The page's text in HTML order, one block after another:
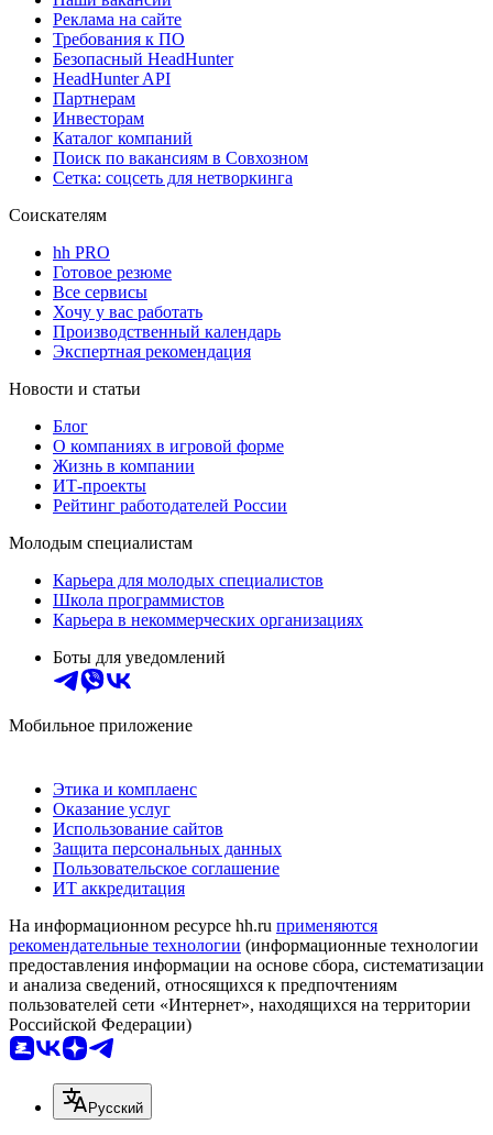
Реклама на сайте
Требования к ПО
Безопасный HeadHunter
HeadHunter API
Партнерам
Инвесторам
Каталог компаний
Поиск по вакансиям в Совхозном
Сетка: соцсеть для нетворкинга
Соискателям
hh PRO
Готовое резюме
Все сервисы
Хочу у вас работать
Производственный календарь
Экспертная рекомендация
Новости и статьи
Блог
О компаниях в игровой форме
Жизнь в компании
ИТ-проекты
Рейтинг работодателей России
Молодым специалистам
Карьера для молодых специалистов
Школа программистов
Карьера в некоммерческих организациях
Боты для уведомлений
Мобильное приложение
Этика и комплаенс
Оказание услуг
Использование сайтов
Защита персональных данных
Пользовательское соглашение
ИТ аккредитация
На информационном ресурсе hh.ru применяются
рекомендательные технологии (информационные технологии
предоставления информации на основе сбора, систематизации
и анализа сведений, относящихся к предпочтениям
пользователей сети «Интернет», находящихся на территории
Российской Федерации)
Русский